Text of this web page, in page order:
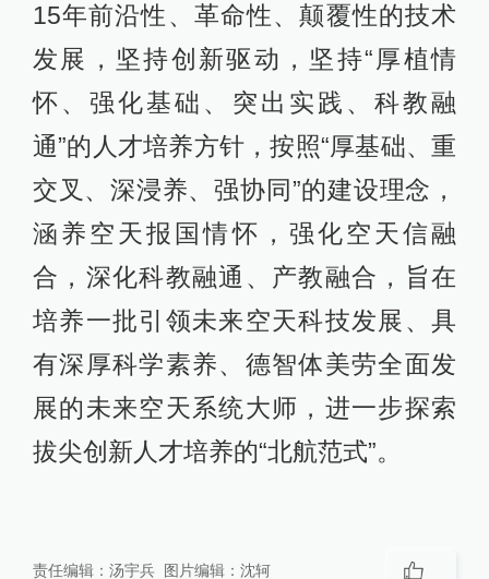
15年前沿性、革命性、颠覆性的技术
发展，坚持创新驱动，坚持“厚植情
怀、强化基础、突出实践、科教融
通”的人才培养方针，按照“厚基础、重
交叉、深浸养、强协同”的建设理念，
涵养空天报国情怀，强化空天信融
合，深化科教融通、产教融合，旨在
培养一批引领未来空天科技发展、具
有深厚科学素养、德智体美劳全面发
展的未来空天系统大师，进一步探索
拔尖创新人才培养的“北航范式”。
责任编辑： 汤宇兵 图片编辑： 沈轲